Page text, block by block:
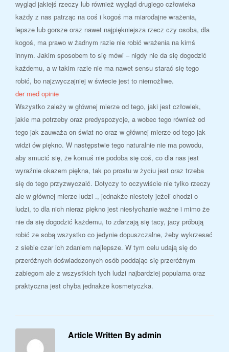
wygląd jakiejś rzeczy lub również wygląd drugiego człowieka
każdy z nas patrząc na coś i kogoś ma miarodajne wrażenia,
lepsze lub gorsze oraz nawet najpiękniejsza rzecz czy osoba, dla
kogoś, ma prawo w żadnym razie nie robić wrażenia na kimś
innym. Jakim sposobem to się mówi – nigdy nie da się dogodzić
każdemu, a w takim razie nie ma nawet sensu starać się tego
robić, bo najzwyczajniej w świecie jest to niemożliwe.
der med opinie
Wszystko zależy w głównej mierze od tego, jaki jest człowiek,
jakie ma potrzeby oraz predyspozycje, a wobec tego również od
tego jak zauważa on świat no oraz w głównej mierze od tego jak
widzi ów piękno. W następstwie tego naturalnie nie ma powodu,
aby smucić się, że komuś nie podoba się coś, co dla nas jest
wyraźnie okazem piękna, tak po prostu w życiu jest oraz trzeba
się do tego przyzwyczaić. Dotyczy to oczywiście nie tylko rzeczy
ale w głównej mierze ludzi ., jednakże niestety jeżeli chodzi o
ludzi, to dla nich nieraz piękno jest niesłychanie ważne i mimo że
nie da się dogodzić każdemu, to zdarzają się tacy, jacy próbują
robić ze sobą wszystko co jedynie dopuszczalne, żeby wykrzesać
z siebie czar ich zdaniem najlepsze. W tym celu udają się do
przeróżnych doświadczonych osób poddając się przeróżnym
zabiegom ale z wszystkich tych ludzi najbardziej popularna oraz
praktyczna jest chyba jednakże kosmetyczka.
Article Written By admin